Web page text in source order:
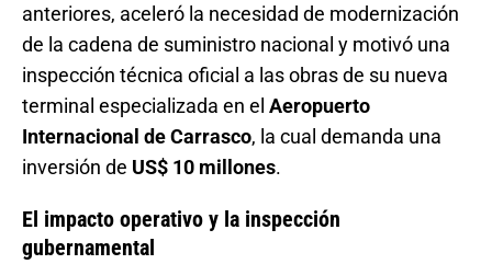
anteriores, aceleró la necesidad de modernización
de la cadena de suministro nacional y motivó una
inspección técnica oficial a las obras de su nueva
terminal especializada en el Aeropuerto
Internacional de Carrasco, la cual demanda una
inversión de US$ 10 millones.
El impacto operativo y la inspección
gubernamental